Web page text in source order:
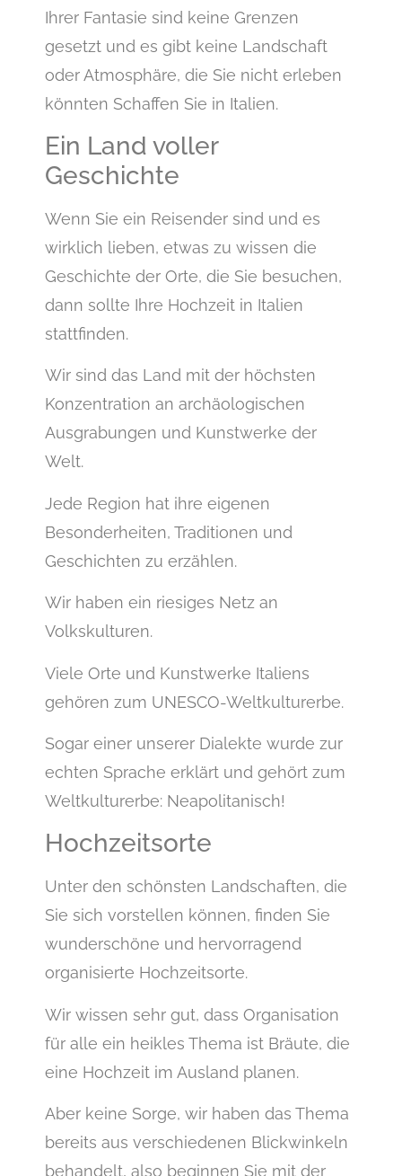
Ihrer Fantasie sind keine Grenzen
gesetzt und es gibt keine Landschaft
oder Atmosphäre, die Sie nicht erleben
könnten Schaffen Sie in Italien.
Ein Land voller
Geschichte
Wenn Sie ein Reisender sind und es
wirklich lieben, etwas zu wissen die
Geschichte der Orte, die Sie besuchen,
dann sollte Ihre Hochzeit in Italien
stattfinden.
Wir sind das Land mit der höchsten
Konzentration an archäologischen
Ausgrabungen und Kunstwerke der
Welt.
Jede Region hat ihre eigenen
Besonderheiten, Traditionen und
Geschichten zu erzählen.
Wir haben ein riesiges Netz an
Volkskulturen.
Viele Orte und Kunstwerke Italiens
gehören zum UNESCO-Weltkulturerbe.
Sogar einer unserer Dialekte wurde zur
echten Sprache erklärt und gehört zum
Weltkulturerbe: Neapolitanisch!
Hochzeitsorte
Unter den schönsten Landschaften, die
Sie sich vorstellen können, finden Sie
wunderschöne und hervorragend
organisierte Hochzeitsorte.
Wir wissen sehr gut, dass Organisation
für alle ein heikles Thema ist Bräute, die
eine Hochzeit im Ausland planen.
Aber keine Sorge, wir haben das Thema
bereits aus verschiedenen Blickwinkeln
behandelt, also beginnen Sie mit der